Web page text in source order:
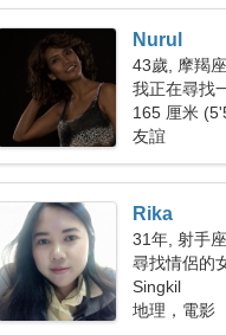
Nurul
43歲, 摩羯座
我正在尋找
165 厘米
友誼
Rika
31年, 射手座
尋找情侶的
Singkil
地理，電影